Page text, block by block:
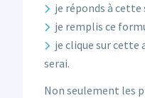
je réponds à
je remplis ce
je clique sur cette
serai.
Non seulement les